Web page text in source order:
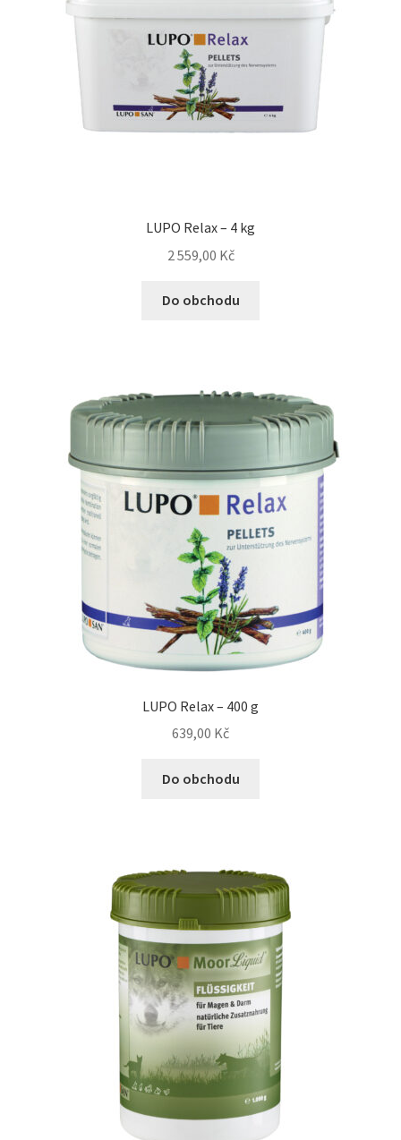
LUPO Relax – 4 kg
2 559,00 Kč
Do obchodu
LUPO Relax – 400 g
639,00 Kč
Do obchodu